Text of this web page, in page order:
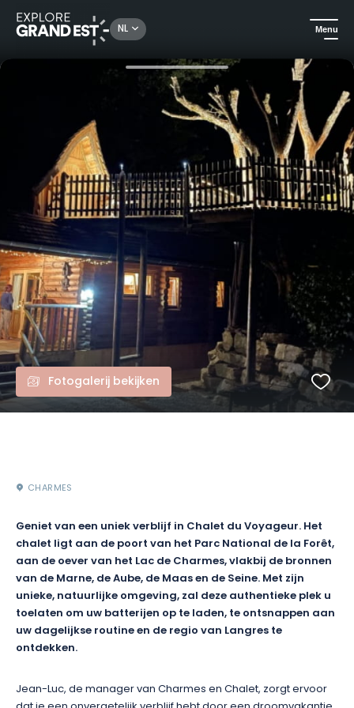
NL Menu
Kijk je ogen uit in de Grand Est Le Chalet du Voyageur - Avontuur rond de wereld
Fotogalerij bekijken
CHARMES
Geniet van een uniek verblijf in Chalet du Voyageur. Het
chalet ligt aan de poort van het Parc National de la Forêt,
aan de oever van het Lac de Charmes, vlakbij de bronnen
van de Marne, de Aube, de Maas en de Seine. Met zijn
unieke, natuurlijke omgeving, zal deze authentieke plek u
toelaten om uw batterijen op te laden, te ontsnappen aan
uw dagelijkse routine en de regio van Langres te
ontdekken.
Jean-Luc, de manager van Charmes en Chalet, zorgt ervoor